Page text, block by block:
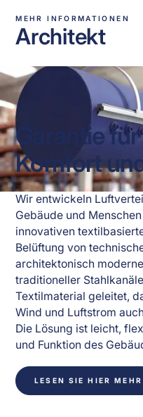
MEHR INFORMATIONEN
Architekt
Garantie
Komfort
Wir entwickeln
Gebäude und
innovativen
Belüftung von
architektonisch
traditioneller
Textilmaterial geleitet,
Wind und Luftstrom
Die Lösung ist leicht,
und Funktion des
LESEN SIE HIER MEHR